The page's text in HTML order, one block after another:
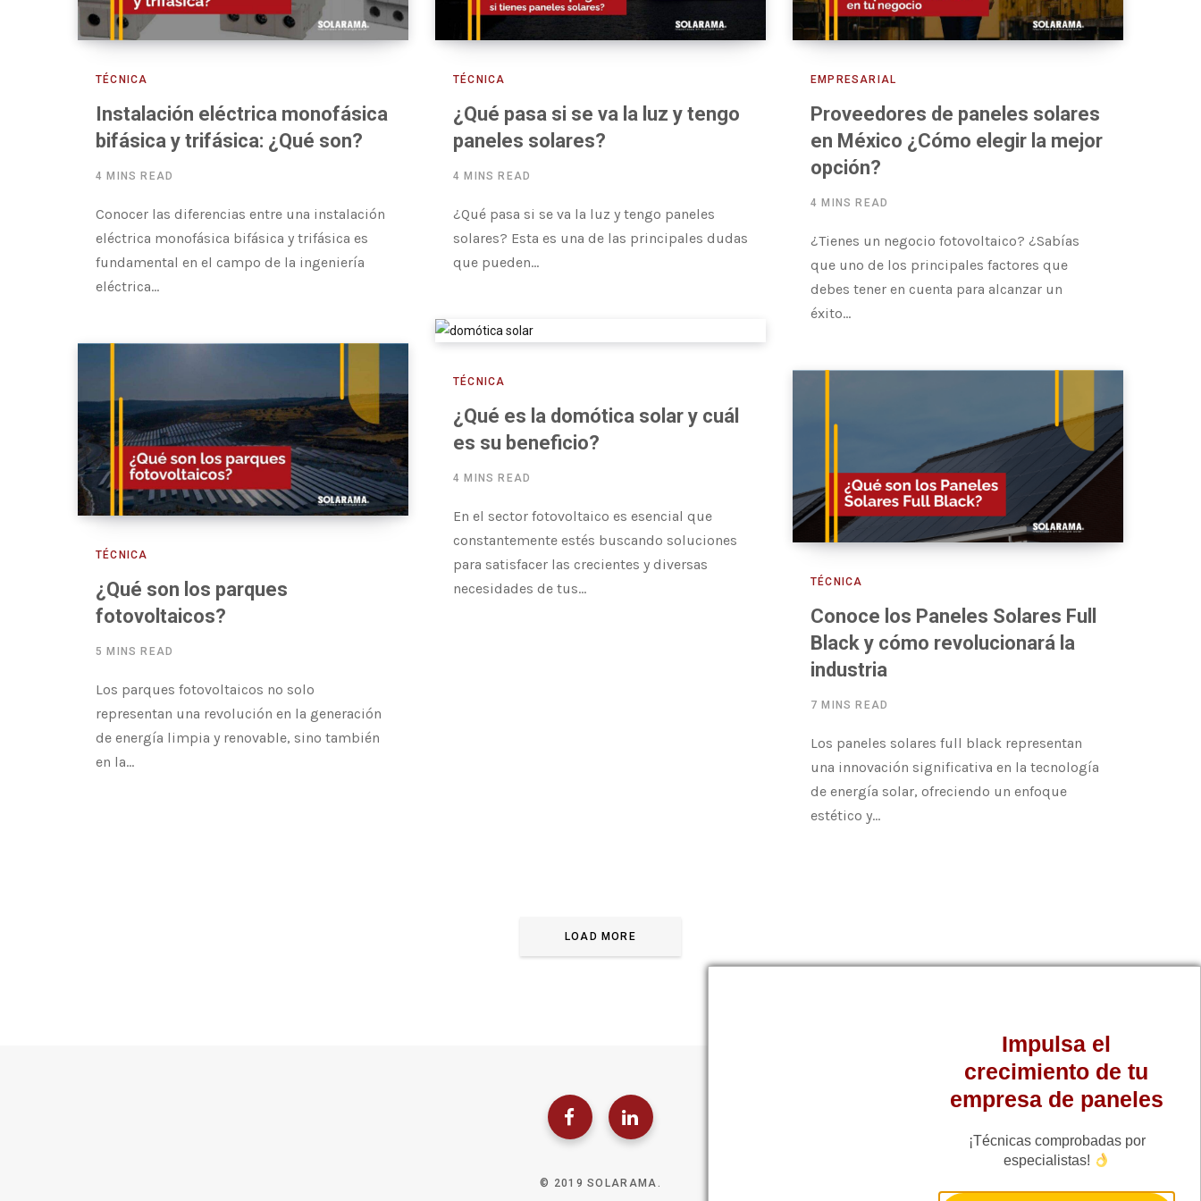
Impulsa el
crecimiento de tu
empresa de paneles
¡Técnicas comprobadas por
especialistas!
TÉCNICA
Instalación eléctrica monofásica
bifásica y trifásica: ¿Qué son?
4 MINS READ
Conocer las diferencias entre una instalación
eléctrica monofásica bifásica y trifásica es
fundamental en el campo de la ingeniería
eléctrica…
TÉCNICA
¿Qué pasa si se va la luz y tengo
paneles solares?
4 MINS READ
¿Qué pasa si se va la luz y tengo paneles
solares? Esta es una de las principales dudas
que pueden…
EMPRESARIAL
Proveedores de paneles solares
en México ¿Cómo elegir la mejor
opción?
4 MINS READ
¿Tienes un negocio fotovoltaico? ¿Sabías
que uno de los principales factores que
debes tener en cuenta para alcanzar un
éxito…
TÉCNICA
¿Qué es la domótica solar y cuál
es su beneficio?
4 MINS READ
En el sector fotovoltaico es esencial que
constantemente estés buscando soluciones
para satisfacer las crecientes y diversas
necesidades de tus…
TÉCNICA
¿Qué son los parques
fotovoltaicos?
5 MINS READ
Los parques fotovoltaicos no solo
representan una revolución en la generación
de energía limpia y renovable, sino también
en la…
TÉCNICA
Conoce los Paneles Solares Full
Black y cómo revolucionará la
industria
7 MINS READ
Los paneles solares full black representan
una innovación significativa en la tecnología
de energía solar, ofreciendo un enfoque
estético y…
LOAD MORE
© 2019 SOLARAMA.